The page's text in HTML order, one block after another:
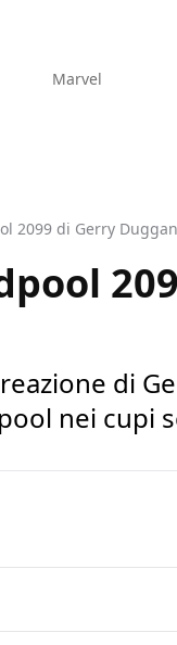
Marvel
2099 di Gerry
di
nei cupi